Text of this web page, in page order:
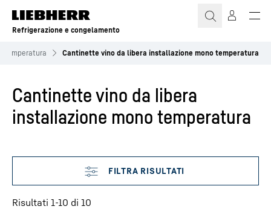
Refrigerazione e congelamento
temperatura Cantinette vino da libera installazione mono temperatura
Cantinette vino da libera
installazione mono temperatura
Ignora filtro
Risultati 1-10 di 10